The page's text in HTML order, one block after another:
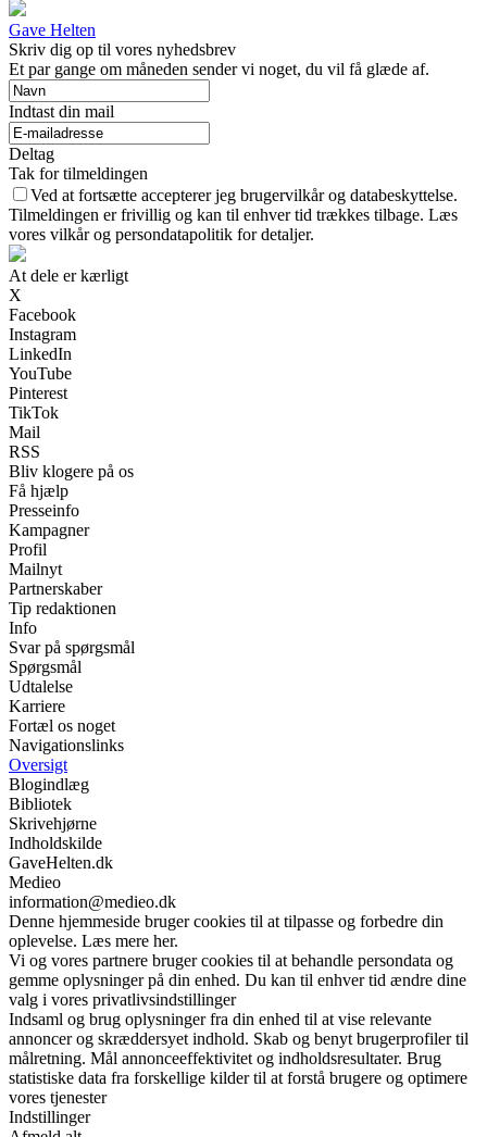
Gave Helten
Skriv dig op til vores nyhedsbrev
Et par gange om måneden sender vi noget, du vil få glæde af.
Indtast din mail
Deltag
Tak for tilmeldingen
Ved at fortsætte accepterer jeg brugervilkår og databeskyttelse.
Tilmeldingen er frivillig og kan til enhver tid trækkes tilbage. Læs
vores vilkår og persondatapolitik for detaljer.
At dele er kærligt
X
Facebook
Instagram
LinkedIn
YouTube
Pinterest
TikTok
Mail
RSS
Bliv klogere på os
Få hjælp
Presseinfo
Kampagner
Profil
Mailnyt
Partnerskaber
Tip redaktionen
Info
Svar på spørgsmål
Spørgsmål
Udtalelse
Karriere
Fortæl os noget
Navigationslinks
Oversigt
Blogindlæg
Bibliotek
Skrivehjørne
Indholdskilde
GaveHelten.dk
Medieo
information@medieo.dk
Denne hjemmeside bruger cookies til at tilpasse og forbedre din
oplevelse. Læs mere her.
Vi og vores partnere bruger cookies til at behandle persondata og
gemme oplysninger på din enhed. Du kan til enhver tid ændre dine
valg i vores privatlivsindstillinger
Indsaml og brug oplysninger fra din enhed til at vise relevante
annoncer og skræddersyet indhold. Skab og benyt brugerprofiler til
målretning. Mål annonceeffektivitet og indholdsresultater. Brug
statistiske data fra forskellige kilder til at forstå brugere og optimere
vores tjenester
Indstillinger